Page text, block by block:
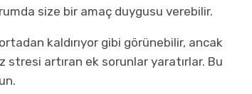
size bir amaç duygusu verebilir.
kaldırıyor gibi görünebilir, ancak
artıran ek sorunlar yaratırlar. Bu